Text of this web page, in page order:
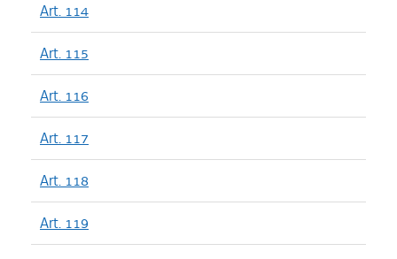
Art. 114
Art. 115
Art. 116
Art. 117
Art. 118
Art. 119